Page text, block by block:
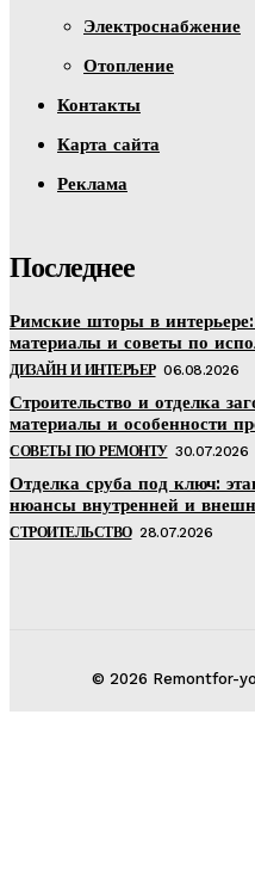
Электроснабжение
Отопление
Контакты
Карта сайта
Реклама
Последнее
Римские шторы в
материалы и советы по
ДИЗАЙН И ИНТЕРЬЕР 06.08.2026
Строительство и отделка
материалы и особенности
СОВЕТЫ ПО РЕМОНТУ 30.07.2026
Отделка сруба под ключ:
нюансы внутренней и
СТРОИТЕЛЬСТВО 28.07.2026
© 2026 Remontfor-